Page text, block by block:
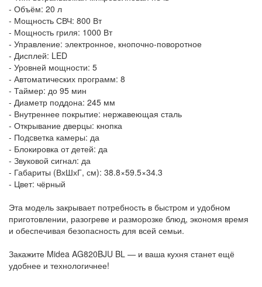
- Объём: 20 л
- Мощность СВЧ: 800 Вт
- Мощность гриля: 1000 Вт
- Управление: электронное, кнопочно-поворотное
- Дисплей: LED
- Уровней мощности: 5
- Автоматических программ: 8
- Таймер: до 95 мин
- Диаметр поддона: 245 мм
- Внутреннее покрытие: нержавеющая сталь
- Открывание дверцы: кнопка
- Подсветка камеры: да
- Блокировка от детей: да
- Звуковой сигнал: да
- Габариты (ВхШхГ, см): 38.8×59.5×34.3
- Цвет: чёрный
Эта модель закрывает потребность в быстром и удобном
приготовлении, разогреве и разморозке блюд, экономя время
и обеспечивая безопасность для всей семьи.
Закажите Midea AG820BJU BL — и ваша кухня станет ещё
удобнее и технологичнее!